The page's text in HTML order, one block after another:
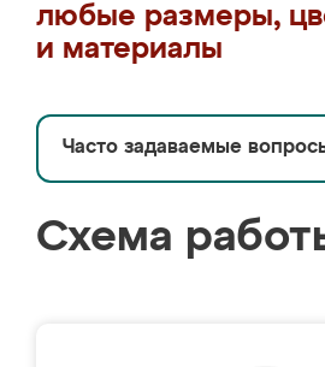
любые размеры,
и материалы
Часто задаваемые
Схема